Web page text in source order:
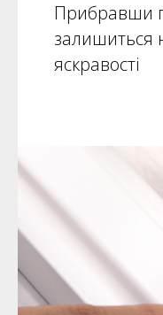
Прибравши
залишиться
яскравості